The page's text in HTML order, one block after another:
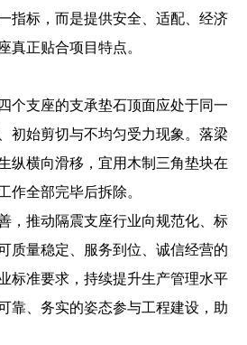
指标，而是提供安全、适配、经济
真正贴合项目特点。
个支座的支承垫石顶面应处于同一
初始剪切与不均匀受力现象。落梁
纵横向滑移，宜用木制三角垫块在
作全部完毕后拆除。
，推动隔震支座行业向规范化、标
质量稳定、服务到位、诚信经营的
标准要求，持续提升生产管理水平
靠、务实的姿态参与工程建设，助